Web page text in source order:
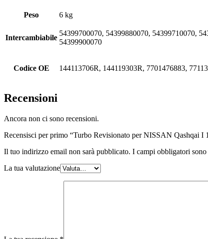
Peso 6 kg
Intercambiabile
54399700070, 54399880070, 54399710070,
54399900070
Codice OE 144113706R, 144119303R, 7701476883,
Recensioni
Ancora non ci sono recensioni.
Recensisci per primo “Turbo Revisionato per NISSAN Qashqai I
Il tuo indirizzo email non sarà pubblicato. I campi obbligatori sono
La tua valutazione